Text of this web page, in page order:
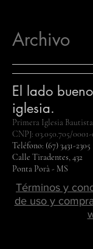
Archivo
El lado
iglesia.
Primera Iglesia
CNPJ: 03.050.705/0001-
Teléfono: (67) 3431-2305
Calle Tiradentes, 432
Ponta Porà - MS
Términos y
de uso y